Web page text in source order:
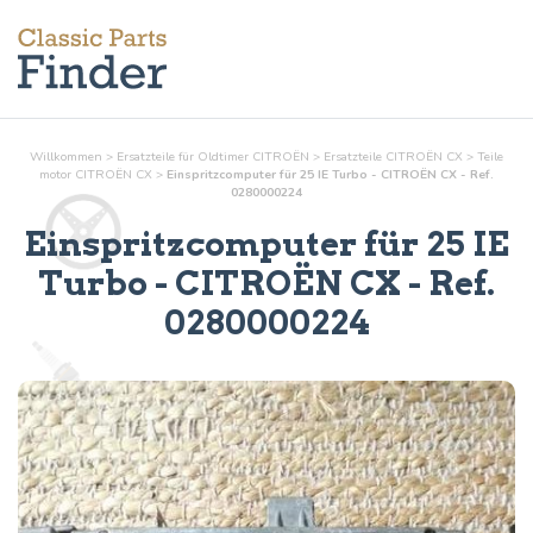
Willkommen > Ersatzteile für Oldtimer CITROËN > Ersatzteile CITROËN CX > Teile
motor CITROËN CX > Einspritzcomputer für 25 IE Turbo - CITROËN CX - Ref.
0280000224
Einspritzcomputer für 25 IE
Turbo - CITROËN CX - Ref.
0280000224